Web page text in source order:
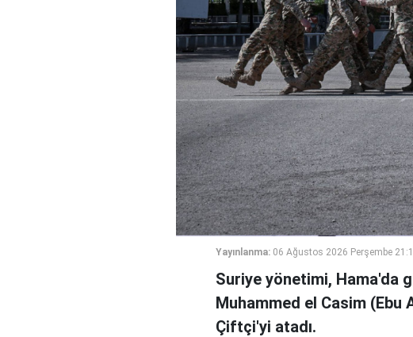
Yayınlanma: 06 Ağustos 2026 Perşembe
Suriye yönetimi, Hama'da
Muhammed el Casim (Ebu
Çiftçi'yi atadı.